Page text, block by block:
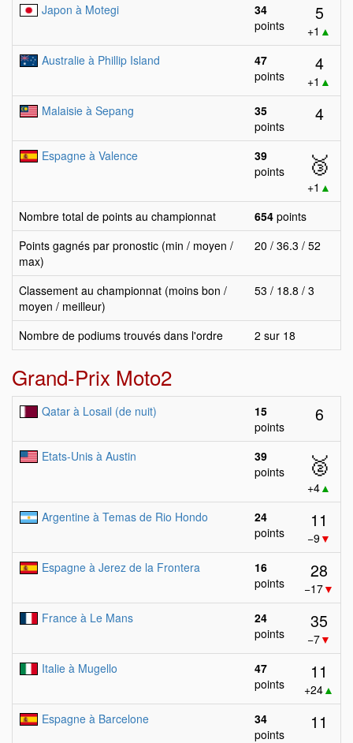
Japon à Motegi
34
points
5
+1 ▲
Australie à Phillip Island
47
points
4
+1 ▲
Malaisie à Sepang
35
points
4
Espagne à Valence
39
points
🥉
+1 ▲
Nombre total de points au championnat
654 points
Points gagnés par pronostic (min / moyen /
max)
20 / 36.3 / 52
Classement au championnat (moins bon /
moyen / meilleur)
53 / 18.8 / 3
Nombre de podiums trouvés dans l'ordre 2 sur 18
Grand-Prix Moto2
Qatar à Losail (de nuit)
15
points
6
Etats-Unis à Austin
39
points
🥈
+4▲
Argentine à Temas de Rio Hondo
24
points
11
−9▼
Espagne à Jerez de la Frontera
16
points
28
−17▼
France à Le Mans
24
points
35
−7▼
Italie à Mugello
47
points
11
+24▲
Espagne à Barcelone
34
points
11